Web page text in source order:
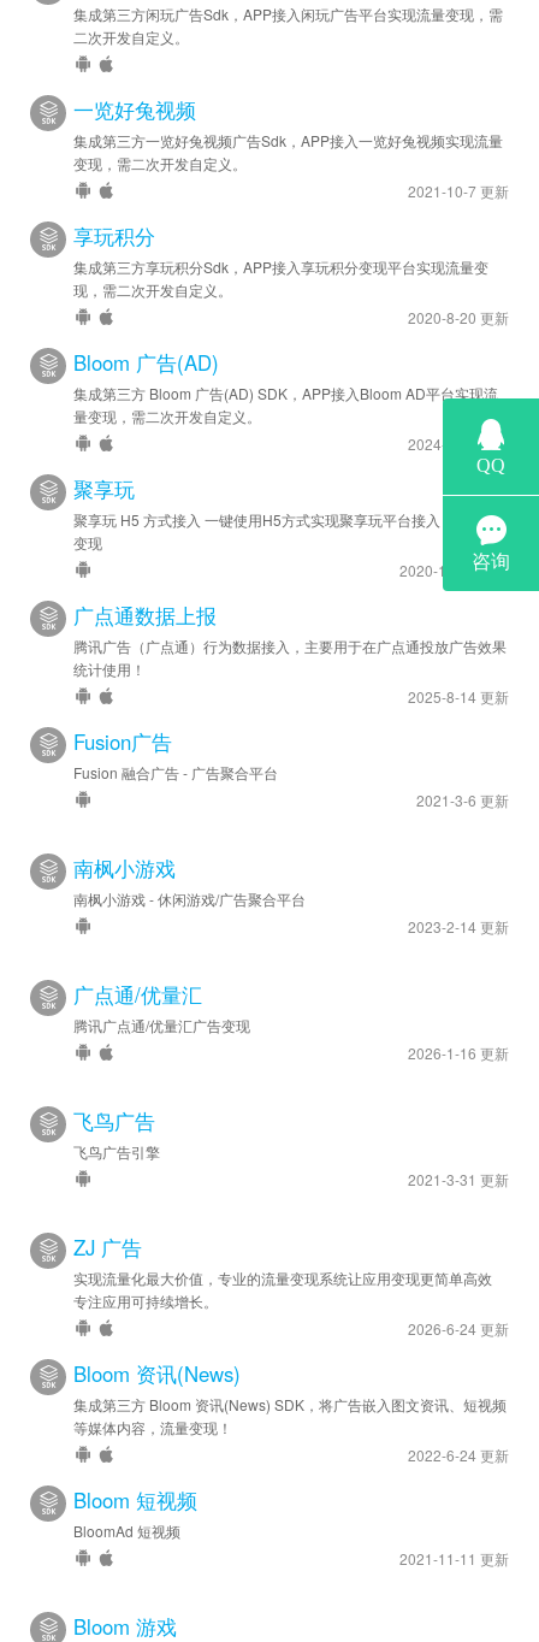
集成第三方闲玩广告Sdk，APP接入闲玩广告平台实现流量变现，需
二次开发自定义。
一览好兔视频
集成第三方一览好兔视频广告Sdk，APP接入一览好兔视频实现流量
变现，需二次开发自定义。
2021-10-7 更新
享玩积分
集成第三方享玩积分Sdk，APP接入享玩积分变现平台实现流量变
现，需二次开发自定义。
2020-8-20 更新
Bloom 广告(AD)
集成第三方 Bloom 广告(AD) SDK，APP接入Bloom AD平台实现流
量变现，需二次开发自定义。
2024-6-28 更新
聚享玩
聚享玩 H5 方式接入 一键使用H5方式实现聚享玩平台接入 实现流量
变现
2020-12-14 更新
广点通数据上报
腾讯广告（广点通）行为数据接入，主要用于在广点通投放广告效果
统计使用！
2025-8-14 更新
Fusion广告
Fusion 融合广告 - 广告聚合平台
2021-3-6 更新
南枫小游戏
南枫小游戏 - 休闲游戏/广告聚合平台
2023-2-14 更新
广点通/优量汇
腾讯广点通/优量汇广告变现
2026-1-16 更新
飞鸟广告
飞鸟广告引擎
2021-3-31 更新
ZJ 广告
实现流量化最大价值，专业的流量变现系统让应用变现更简单高效
专注应用可持续增长。
2026-6-24 更新
Bloom 资讯(News)
集成第三方 Bloom 资讯(News) SDK，将广告嵌入图文资讯、短视频
等媒体内容，流量变现！
2022-6-24 更新
Bloom 短视频
BloomAd 短视频
2021-11-11 更新
Bloom 游戏